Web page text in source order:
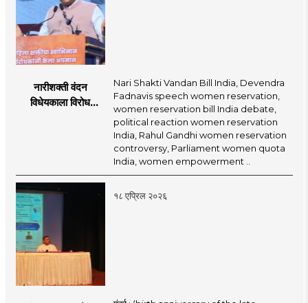
नारीशक्ती वंदन
विधेयकाला विरोध
Nari Shakti Vandan Bill India, Devendra
Fadnavis speech women reservation,
women reservation bill India debate,
political reaction women reservation
India, Rahul Gandhi women reservation
controversy, Parliament women quota
India, women empowerment ..
१८ एप्रिल २०२६